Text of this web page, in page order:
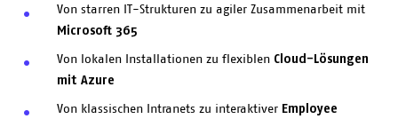
Von starren IT-Strukturen zu agiler Zusammenarbeit mit
Microsoft 365
Von lokalen Installationen zu flexiblen Cloud-Lösungen
mit Azure
Von klassischen Intranets zu interaktiver Employee